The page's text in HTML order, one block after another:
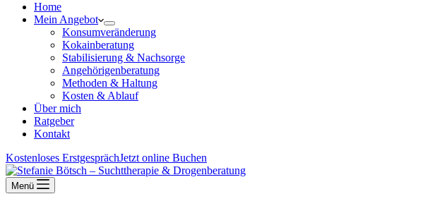
Home
Mein Angebot
Konsumveränderung
Kokainberatung
Stabilisierung & Nachsorge
Angehörigenberatung
Methoden & Haltung
Kosten & Ablauf
Über mich
Ratgeber
Kontakt
Kostenloses ErstgesprächJetzt online Buchen
Menü